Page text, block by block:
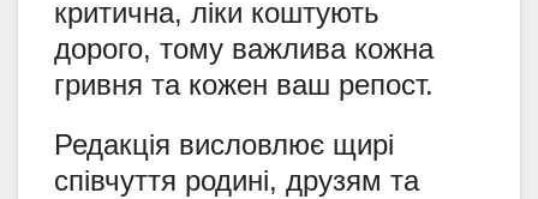
критична, ліки коштують
дорого, тому важлива кожна
гривня та кожен ваш репост.
Редакція висловлює щирі
співчуття родині, друзям та